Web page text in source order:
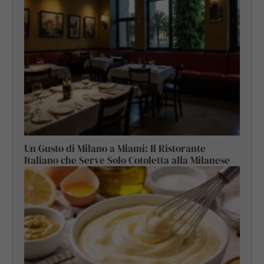
Un Gusto di Milano a Miami: Il Ristorante
Italiano che Serve Solo Cotoletta alla Milanese